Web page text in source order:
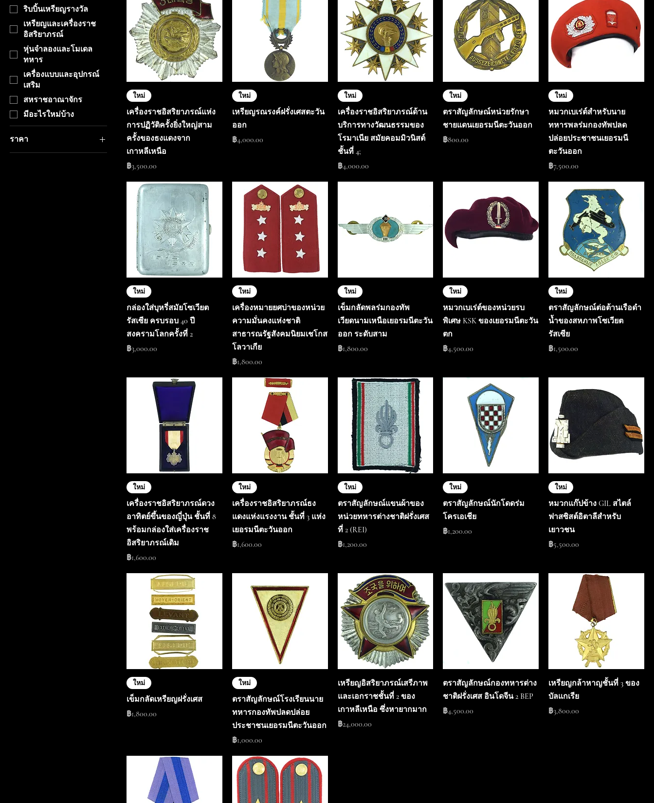
ริบบิ้นเหรียญรางวัล
เหรียญและเครื่องราช
อิสริยาภรณ์
หุ่นจำลองและโมเดล
ทหาร
เครื่องแบบและอุปกรณ์
เสริม
สหราชอาณาจักร
มีอะไรใหม่บ้าง
ราคา
ใหม่
เครื่องราชอิสริยาภรณ์แห่ง
การปฏิวัติครั้งยิ่งใหญ่สาม
ครั้งของธงแดงจาก
เกาหลีเหนือ
ราคา
฿3,500.00
ใหม่
เหรียญรณรงค์ฝรั่งเศสตะวัน
ออก
ราคา
฿4,000.00
ใหม่
เครื่องราชอิสริยาภรณ์ด้าน
บริการทางวัฒนธรรมของ
โรมาเนีย สมัยคอมมิวนิสต์
ชั้นที่ 4;
ราคา
฿4,000.00
ใหม่
ตราสัญลักษณ์หน่วยรักษา
ชายแดนเยอรมนีตะวันออก
ราคา
฿800.00
ใหม่
หมวกเบเร่ต์สำหรับนาย
ทหารพลร่มกองทัพปลด
ปล่อยประชาชนเยอรมนี
ตะวันออก
ราคา
฿7,500.00
ใหม่
กล่องใส่บุหรี่สมัยโซเวียต
รัสเซีย ครบรอบ 40 ปี
สงครามโลกครั้งที่ 2
ราคา
฿3,000.00
ใหม่
เครื่องหมายยศบ่าของหน่วย
ความมั่นคงแห่งชาติ
สาธารณรัฐสังคมนิยมเชโกส
โลวาเกีย
ราคา
฿1,800.00
ใหม่
เข็มกลัดพลร่มกองทัพ
เวียดนามเหนือเยอรมนีตะวัน
ออก ระดับสาม
ราคา
฿1,800.00
ใหม่
หมวกเบเร่ต์ของหน่วยรบ
พิเศษ KSK ของเยอรมนีตะวัน
ตก
ราคา
฿4,500.00
ใหม่
ตราสัญลักษณ์ต่อต้านเรือดำ
น้ำของสหภาพโซเวียต
รัสเซีย
ราคา
฿1,500.00
ใหม่
เครื่องราชอิสริยาภรณ์ดวง
อาทิตย์ขึ้นของญี่ปุ่น ชั้นที่ 8
พร้อมกล่องใส่เครื่องราช
อิสริยาภรณ์เดิม
ราคา
฿1,600.00
ใหม่
เครื่องราชอิสริยาภรณ์ธง
แดงแห่งแรงงาน ชั้นที่ 3 แห่ง
เยอรมนีตะวันออก
ราคา
฿1,600.00
ใหม่
ตราสัญลักษณ์แขนผ้าของ
หน่วยทหารต่างชาติฝรั่งเศส
ที่ 2 (REI)
ราคา
฿1,200.00
ใหม่
ตราสัญลักษณ์นักโดดร่ม
โครเอเชีย
ราคา
฿1,200.00
ใหม่
หมวกแก๊ปข้าง GIL สไตล์
ฟาสซิสต์อิตาลีสำหรับ
เยาวชน
ราคา
฿5,500.00
ใหม่
เข็มกลัดเหรียญฝรั่งเศส
ราคา
฿1,800.00
ใหม่
ตราสัญลักษณ์โรงเรียนนาย
ทหารกองทัพปลดปล่อย
ประชาชนเยอรมนีตะวันออก
ราคา
฿1,000.00
เหรียญอิสริยาภรณ์เสรีภาพ
และเอกราชชั้นที่ 2 ของ
เกาหลีเหนือ ซึ่งหายากมาก
ราคา
฿24,000.00
ตราสัญลักษณ์กองทหารต่าง
ชาติฝรั่งเศส อินโดจีน 2 BEP
ราคา
฿4,500.00
เหรียญกล้าหาญชั้นที่ 3 ของ
บัลแกเรีย
ราคา
฿3,800.00